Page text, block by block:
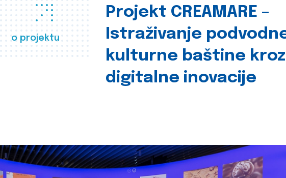
o projektu
Projekt CREAMARE –
Istraživanje
kulturne baštine kroz
digitalne inovacije